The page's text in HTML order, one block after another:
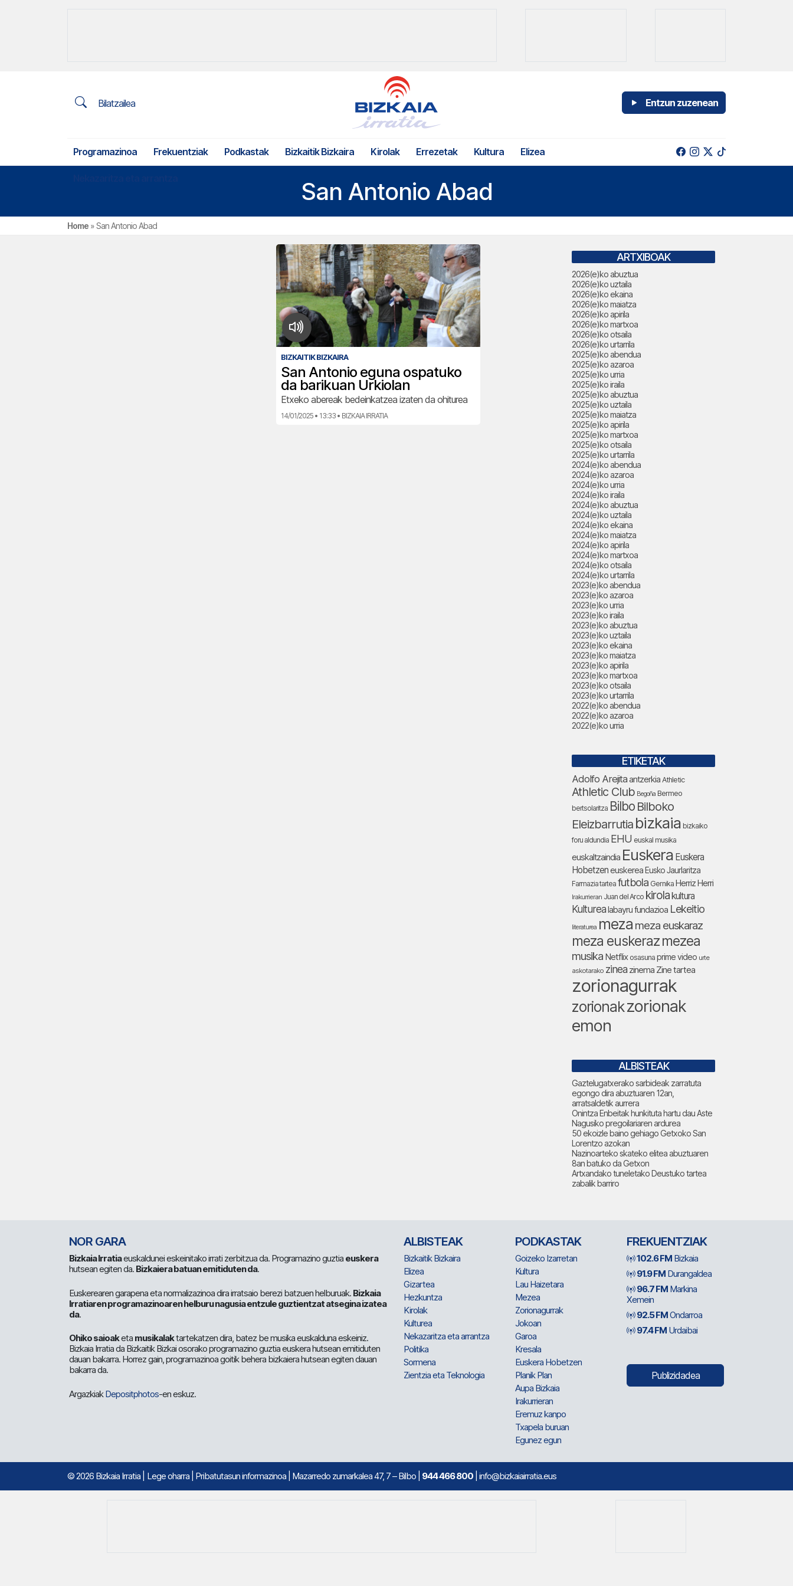
Bilatzailea Entzun zuzenean
Programazinoa Frekuentziak Podkastak Bizkaitik Bizkaira Kirolak Errezetak Kultura Elizea
San Antonio Abad
Home »San Antonio Abad
BIZKAITIK BIZKAIRA
San Antonio eguna ospatuko
da barikuan Urkiolan
Etxeko abereak bedeinkatzea izaten da ohiturea
14/01/2025 • 13:33 • BIZKAIA IRRATIA
ARTXIBOAK
2026(e)ko abuztua
2026(e)ko uztaila
2026(e)ko ekaina
2026(e)ko maiatza
2026(e)ko apirila
2026(e)ko martxoa
2026(e)ko otsaila
2026(e)ko urtarrila
2025(e)ko abendua
2025(e)ko azaroa
2025(e)ko urria
2025(e)ko iraila
2025(e)ko abuztua
2025(e)ko uztaila
2025(e)ko maiatza
2025(e)ko apirila
2025(e)ko martxoa
2025(e)ko otsaila
2025(e)ko urtarrila
2024(e)ko abendua
2024(e)ko azaroa
2024(e)ko urria
2024(e)ko iraila
2024(e)ko abuztua
2024(e)ko uztaila
2024(e)ko ekaina
2024(e)ko maiatza
2024(e)ko apirila
2024(e)ko martxoa
2024(e)ko otsaila
2024(e)ko urtarrila
2023(e)ko abendua
2023(e)ko azaroa
2023(e)ko urria
2023(e)ko iraila
2023(e)ko abuztua
2023(e)ko uztaila
2023(e)ko ekaina
2023(e)ko maiatza
2023(e)ko apirila
2023(e)ko martxoa
2023(e)ko otsaila
2023(e)ko urtarrila
2022(e)ko abendua
2022(e)ko azaroa
2022(e)ko urria
ETIKETAK
Adolfo Arejitaantzerkia Athletic
Athletic Club Begoña Bermeo
bertsolaritza Bilbo Bilboko
Eleizbarrutia bizkaia bizkaiko
foru aldundia EHU euskal musika
euskaltzaindia Euskera Euskera
Hobetzeneuskerea Eusko Jaurlaritza
Farmazia tartea futbola Gernika Herriz Herri
Irakurrieran Juan del Arco kirola kultura
Kulturealabayru fundazioa Lekeitio
literaturea meza meza euskaraz
meza euskerazmezea
musika Netflix osasuna prime video urte
askotarako zinea zinema Zine tartea
zorionagurrak
zorionakzorionak
emon
ALBISTEAK
Gaztelugatxerako sarbideak zarratuta
egongo dira abuztuaren 12an,
arratsaldetik aurrera
Onintza Enbeitak hunkituta hartu dau Aste
Nagusiko pregoilariaren ardurea
50 ekoizle baino gehiago Getxoko San
Lorentzo azokan
Nazinoarteko skateko elitea abuztuaren
8an batuko da Getxon
Artxandako tuneletako Deustuko tartea
zabalik barriro
NOR GARA
Bizkaia Irratiaeuskaldunei eskeinitako irrati zerbitzua da. Programazino guztia euskera
hutsean egiten da. Bizkaiera batuan emitiduten da.
Euskerearen garapena eta normalizazinoa dira irratsaio berezi batzuen helburuak. Bizkaia
Irratiaren programazinoaren helburu nagusia entzule guztientzat atsegina izatea
da.
Ohiko saioaketa musikalaktartekatzen dira, batez be musika euskalduna eskeiniz.
Bizkaia Irratia da Bizkaitik Bizkai osorako programazino guztia euskera hutsean emitiduten
dauan bakarra. Horrez gain, programazinoa goitik behera bizkaiera hutsean egiten dauan
bakarra da.
ArgazkiakDepositphotos-en eskuz.
ALBISTEAK
Bizkaitik Bizkaira
Elizea
Gizartea
Hezkuntza
Kirolak
Kulturea
Nekazaritza eta arrantza
Politika
Sormena
Zientzia eta Teknologia
PODKASTAK
Goizeko Izarretan
Kultura
Lau Haizetara
Mezea
Zorionagurrak
Jokoan
Garoa
Kresala
Euskera Hobetzen
Planik Plan
Aupa Bizkaia
Irakurrieran
Eremuz kanpo
Txapela buruan
Egunez egun
FREKUENTZIAK
102.6 FM Bizkaia
91.9 FM Durangaldea
96.7 FM Markina
Xemein
92.5 FMOndarroa
97.4 FM Urdaibai
Publizidadea
© 2026 Bizkaia Irratia Lege oharra Pribatutasun informazinoa | Mazarredo zumarkalea 47, 7 – Bilbo | 944 466 800 | info@bizkaiairratia.eus